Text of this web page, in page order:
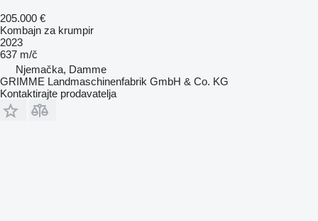
205.000 €
Kombajn za krumpir
2023
637 m/č
Njemačka, Damme
GRIMME Landmaschinenfabrik GmbH & Co. KG
Kontaktirajte prodavatelja